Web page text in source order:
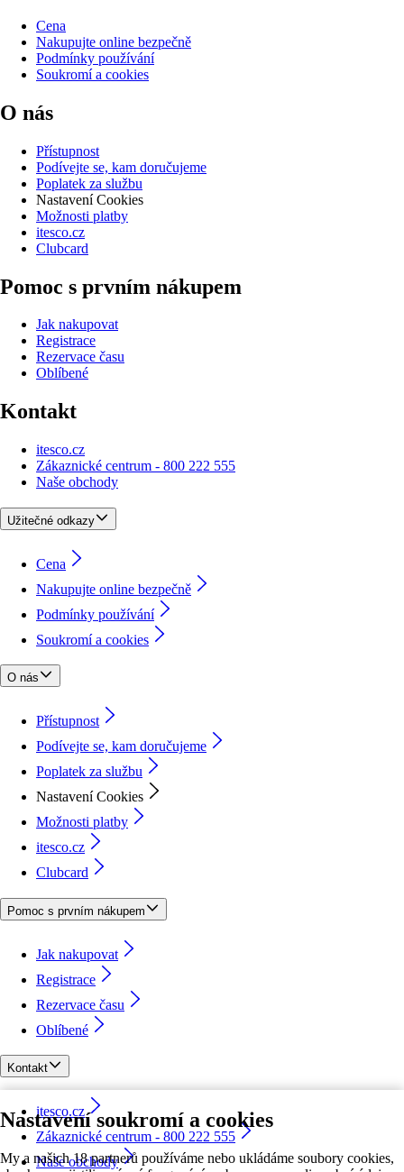
Nastavení soukromí a cookies
My a našich 18 partnerů používáme nebo ukládáme soubory cookies,
Cena
Nakupujte online bezpečně
Podmínky používání
Soukromí a cookies
O nás
Přístupnost
Podívejte se, kam doručujeme
Poplatek za službu
Nastavení Cookies
Možnosti platby
itesco.cz
Clubcard
Pomoc s prvním nákupem
Jak nakupovat
Registrace
Rezervace času
Oblíbené
Kontakt
itesco.cz
Zákaznické centrum - 800 222 555
Naše obchody
Užitečné odkazy
Cena
Nakupujte online bezpečně
Podmínky používání
Soukromí a cookies
O nás
Přístupnost
Podívejte se, kam doručujeme
Poplatek za službu
Nastavení Cookies
Možnosti platby
itesco.cz
Clubcard
Pomoc s prvním nákupem
Jak nakupovat
Registrace
Rezervace času
Oblíbené
Kontakt
itesco.cz
Zákaznické centrum - 800 222 555
Naše obchody